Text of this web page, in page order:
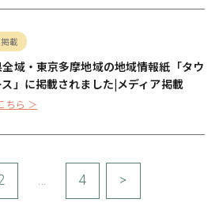
載
域・東京多摩地域の地域情報紙「タウ
ス」に掲載されました|メディア掲載
ちら ＞
… 4 >